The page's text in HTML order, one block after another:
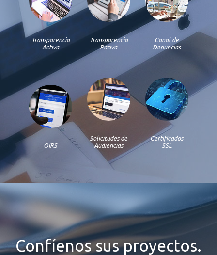
Transparencia
Activa
Transparencia
Pasiva
Canal de
Denuncias
OIRS
Solicitudes de
Audiencias
Certificados
SSL
Confíenos sus proyectos.